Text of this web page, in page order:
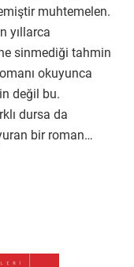
muhtemelen.
yıllarca
sinmediği tahmin
okuyunca
değil bu.
dursa da
bir roman…